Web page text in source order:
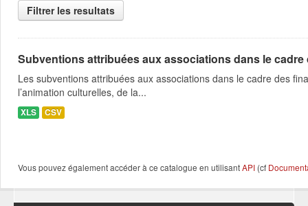
Filtrer les resultats
Subventions attribuées aux associations dans le
Les subventions attribuées aux associations dans le cadre des
l’animation culturelles, de la...
XLS CSV
Vous pouvez également accéder à ce catalogue en utilisantAPI (cf